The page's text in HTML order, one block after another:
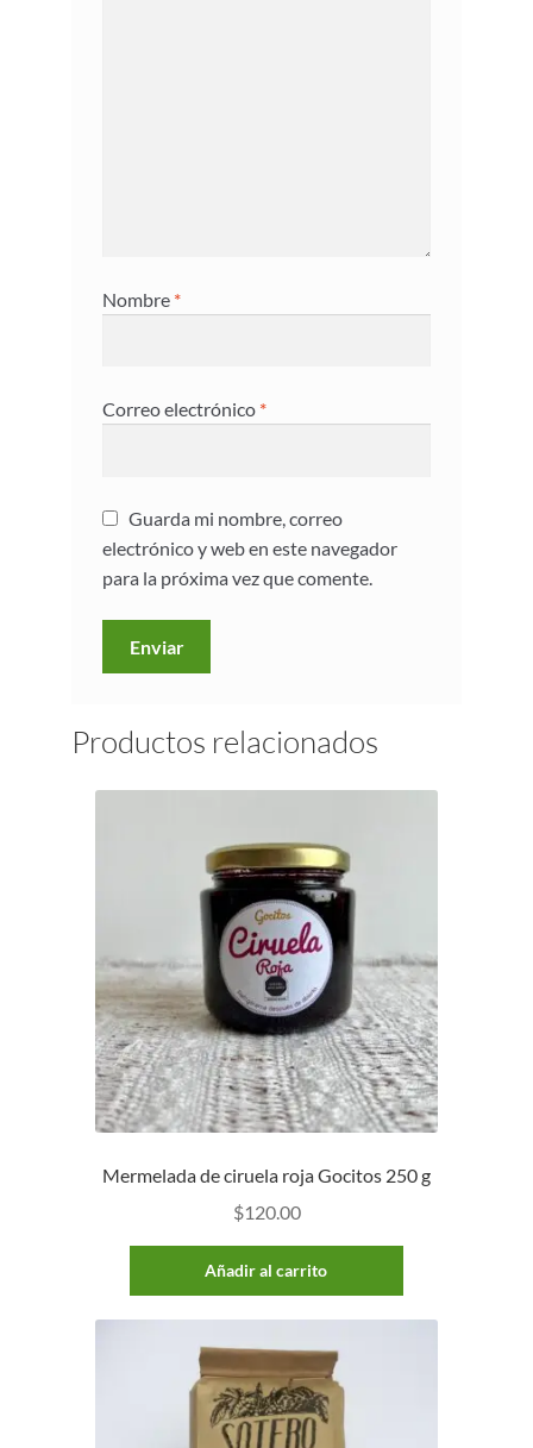
Nombre *
Correo electrónico *
Guarda mi nombre, correo
electrónico y web en este navegador
para la próxima vez que comente.
Productos relacionados
Mermelada de ciruela roja Gocitos 250 g
$120.00
Añadir al carrito